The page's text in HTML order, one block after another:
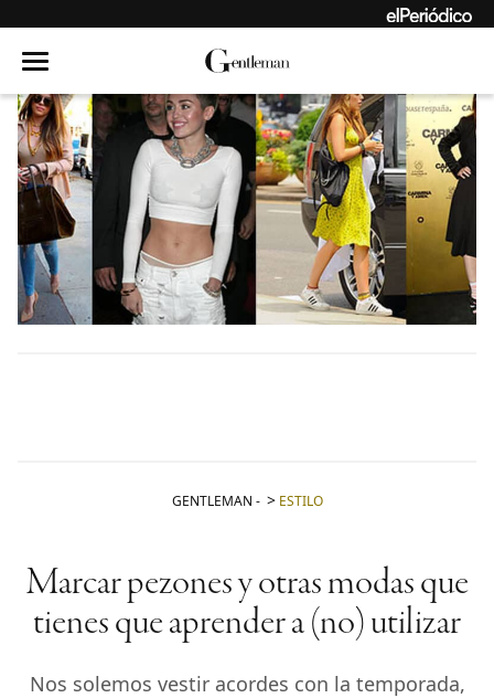
GENTLEMAN - ESTILO
Marcar pezones y otras modas que
tienes que aprender a (no) utilizar
Nos solemos vestir acordes con la temporada,